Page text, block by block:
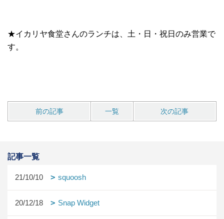
★イカリヤ食堂さんのランチは、土・日・祝日のみ営業で
す。
前の記事 一覧 次の記事
記事一覧
21/10/10 squoosh
20/12/18 Snap Widget